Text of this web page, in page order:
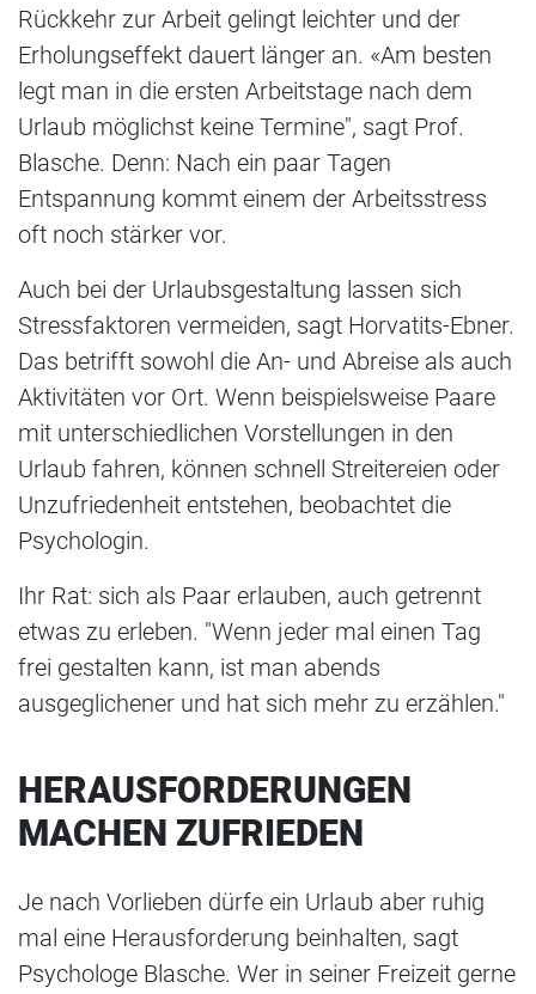
Rückkehr zur Arbeit gelingt leichter und der
Erholungseffekt dauert länger an. «Am besten
legt man in die ersten Arbeitstage nach dem
Urlaub möglichst keine Termine", sagt Prof.
Blasche. Denn: Nach ein paar Tagen
Entspannung kommt einem der Arbeitsstress
oft noch stärker vor.
Auch bei der Urlaubsgestaltung lassen sich
Stressfaktoren vermeiden, sagt Horvatits-Ebner.
Das betrifft sowohl die An- und Abreise als auch
Aktivitäten vor Ort. Wenn beispielsweise Paare
mit unterschiedlichen Vorstellungen in den
Urlaub fahren, können schnell Streitereien oder
Unzufriedenheit entstehen, beobachtet die
Psychologin.
Ihr Rat: sich als Paar erlauben, auch getrennt
etwas zu erleben. "Wenn jeder mal einen Tag
frei gestalten kann, ist man abends
ausgeglichener und hat sich mehr zu erzählen."
HERAUSFORDERUNGEN
MACHEN ZUFRIEDEN
Je nach Vorlieben dürfe ein Urlaub aber ruhig
mal eine Herausforderung beinhalten, sagt
Psychologe Blasche. Wer in seiner Freizeit gerne